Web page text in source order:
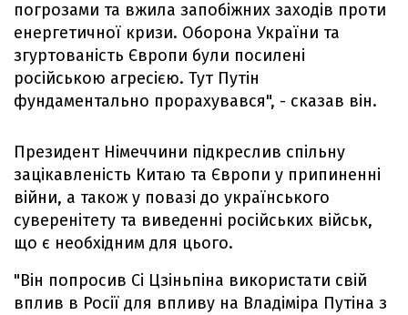
погрозами та вжила запобіжних заходів проти
енергетичної кризи. Оборона України та
згуртованість Європи були посилені
російською агресією. Тут Путін
фундаментально прорахувався", - сказав він.
Президент Німеччини підкреслив спільну
зацікавленість Китаю та Європи у припиненні
війни, а також у повазі до українського
суверенітету та виведенні російських військ,
що є необхідним для цього.
"Він попросив Сі Цзіньпіна використати свій
вплив в Росії для впливу на Владіміра Путіна з